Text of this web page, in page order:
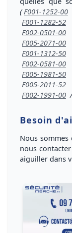
( F001-1252-00
F001-1282-52
F002-0501-00
F005-2071-00
F001-1312-50
F002-0581-00
F005-1981-50
F005-2011-52
F002-1991-00
Besoin
Nous
nous
aiguiller dans